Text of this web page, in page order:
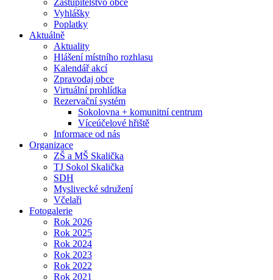
Zastupitelstvo obce
Vyhlášky
Poplatky
Aktuálně
Aktuality
Hlášení místního rozhlasu
Kalendář akcí
Zpravodaj obce
Virtuální prohlídka
Rezervační systém
Sokolovna + komunitní centrum
Víceúčelové hřiště
Informace od nás
Organizace
ZŠ a MŠ Skalička
TJ Sokol Skalička
SDH
Myslivecké sdružení
Včelaři
Fotogalerie
Rok 2026
Rok 2025
Rok 2024
Rok 2023
Rok 2022
Rok 2021